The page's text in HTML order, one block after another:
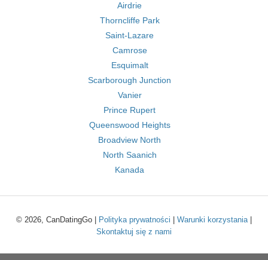
Airdrie
Thorncliffe Park
Saint-Lazare
Camrose
Esquimalt
Scarborough Junction
Vanier
Prince Rupert
Queenswood Heights
Broadview North
North Saanich
Kanada
© 2026, CanDatingGo | Polityka prywatności Warunki korzystania|
Skontaktuj się z nami